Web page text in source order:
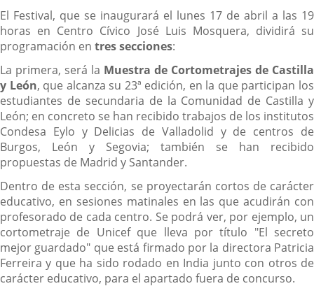
El Festival, que se inaugurará el lunes 17 de abril a las 19
horas en Centro Cívico José Luis Mosquera, dividirá su
programación en tres secciones:
La primera, será la Muestra de Cortometrajes de Castilla
y León, que alcanza su 23ª edición, en la que participan los
estudiantes de secundaria de la Comunidad de Castilla y
León; en concreto se han recibido trabajos de los institutos
Condesa Eylo y Delicias de Valladolid y de centros de
Burgos, León y Segovia; también se han recibido
propuestas de Madrid y Santander.
Dentro de esta sección, se proyectarán cortos de carácter
educativo, en sesiones matinales en las que acudirán con
profesorado de cada centro. Se podrá ver, por ejemplo, un
cortometraje de Unicef que lleva por título "El secreto
mejor guardado" que está firmado por la directora Patricia
Ferreira y que ha sido rodado en India junto con otros de
carácter educativo, para el apartado fuera de concurso.